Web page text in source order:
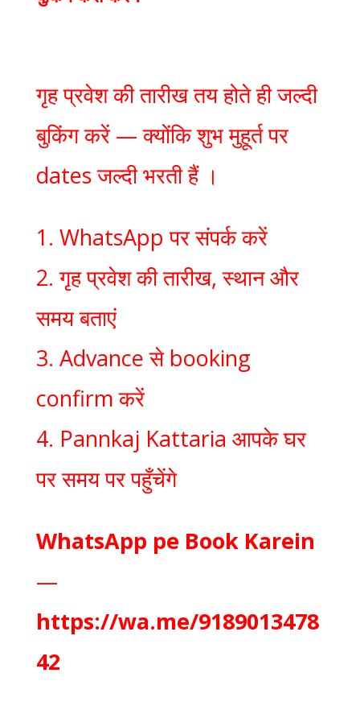
गृह प्रवेश की तारीख तय होते ही जल्दी
बुकिंग करें — क्योंकि शुभ मुहूर्त पर
dates जल्दी भरती हैं ।
1. WhatsApp पर संपर्क करें
2. गृह प्रवेश की तारीख, स्थान और
समय बताएं
3. Advance से booking
confirm करें
4. Pannkaj Kattaria आपके घर
पर समय पर पहुँचेंगे
WhatsApp pe Book Karein
—
https://wa.me/9189013478
42